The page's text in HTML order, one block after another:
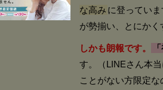
な高み に登ってい
が勢揃い、とにかく
しかも朗報です。
す。（LINEさん本
ことがない方限定